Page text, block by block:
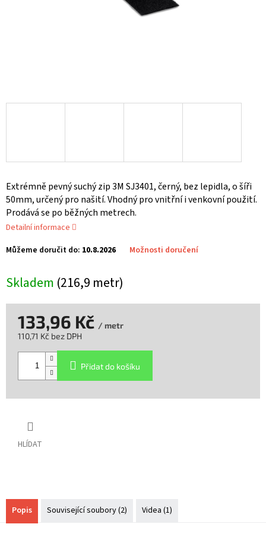
Skladem (216,9 metr)
Můžeme doručit do: 10.8.2026 Možnosti doručení
Extrémně pevný suchý zip 3M SJ3401, černý, bez lepidla, o šíři
50mm, určený pro našití. Vhodný pro vnitřní i venkovní použití.
Prodává se po běžných metrech.
Detailní informace
HLÍDAT
133,96 Kč / metr
110,71 Kč bez DPH
Přidat do košíku
Popis Související soubory (2) Videa (1)